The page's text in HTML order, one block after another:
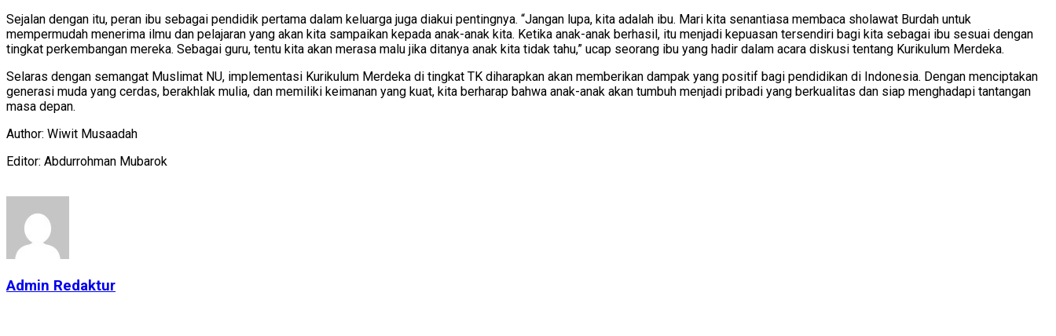
Sejalan dengan itu, peran ibu sebagai pendidik pertama dalam keluarga juga diakui pentingnya. “Jangan lupa, kita adalah ibu. Mari kita senantiasa membaca sholawat Burdah untuk
mempermudah menerima ilmu dan pelajaran yang akan kita sampaikan kepada anak-anak kita. Ketika anak-anak berhasil, itu menjadi kepuasan tersendiri bagi kita sebagai ibu sesuai dengan
tingkat perkembangan mereka. Sebagai guru, tentu kita akan merasa malu jika ditanya anak kita tidak tahu,” ucap seorang ibu yang hadir dalam acara diskusi tentang Kurikulum Merdeka.
Selaras dengan semangat Muslimat NU, implementasi Kurikulum Merdeka di tingkat TK diharapkan akan memberikan dampak yang positif bagi pendidikan di Indonesia. Dengan menciptakan
generasi muda yang cerdas, berakhlak mulia, dan memiliki keimanan yang kuat, kita berharap bahwa anak-anak akan tumbuh menjadi pribadi yang berkualitas dan siap menghadapi tantangan
masa depan.
Author: Wiwit Musaadah
Editor: Abdurrohman Mubarok
Admin Redaktur